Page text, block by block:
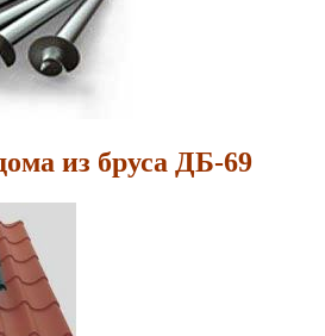
из бруса ДБ-69